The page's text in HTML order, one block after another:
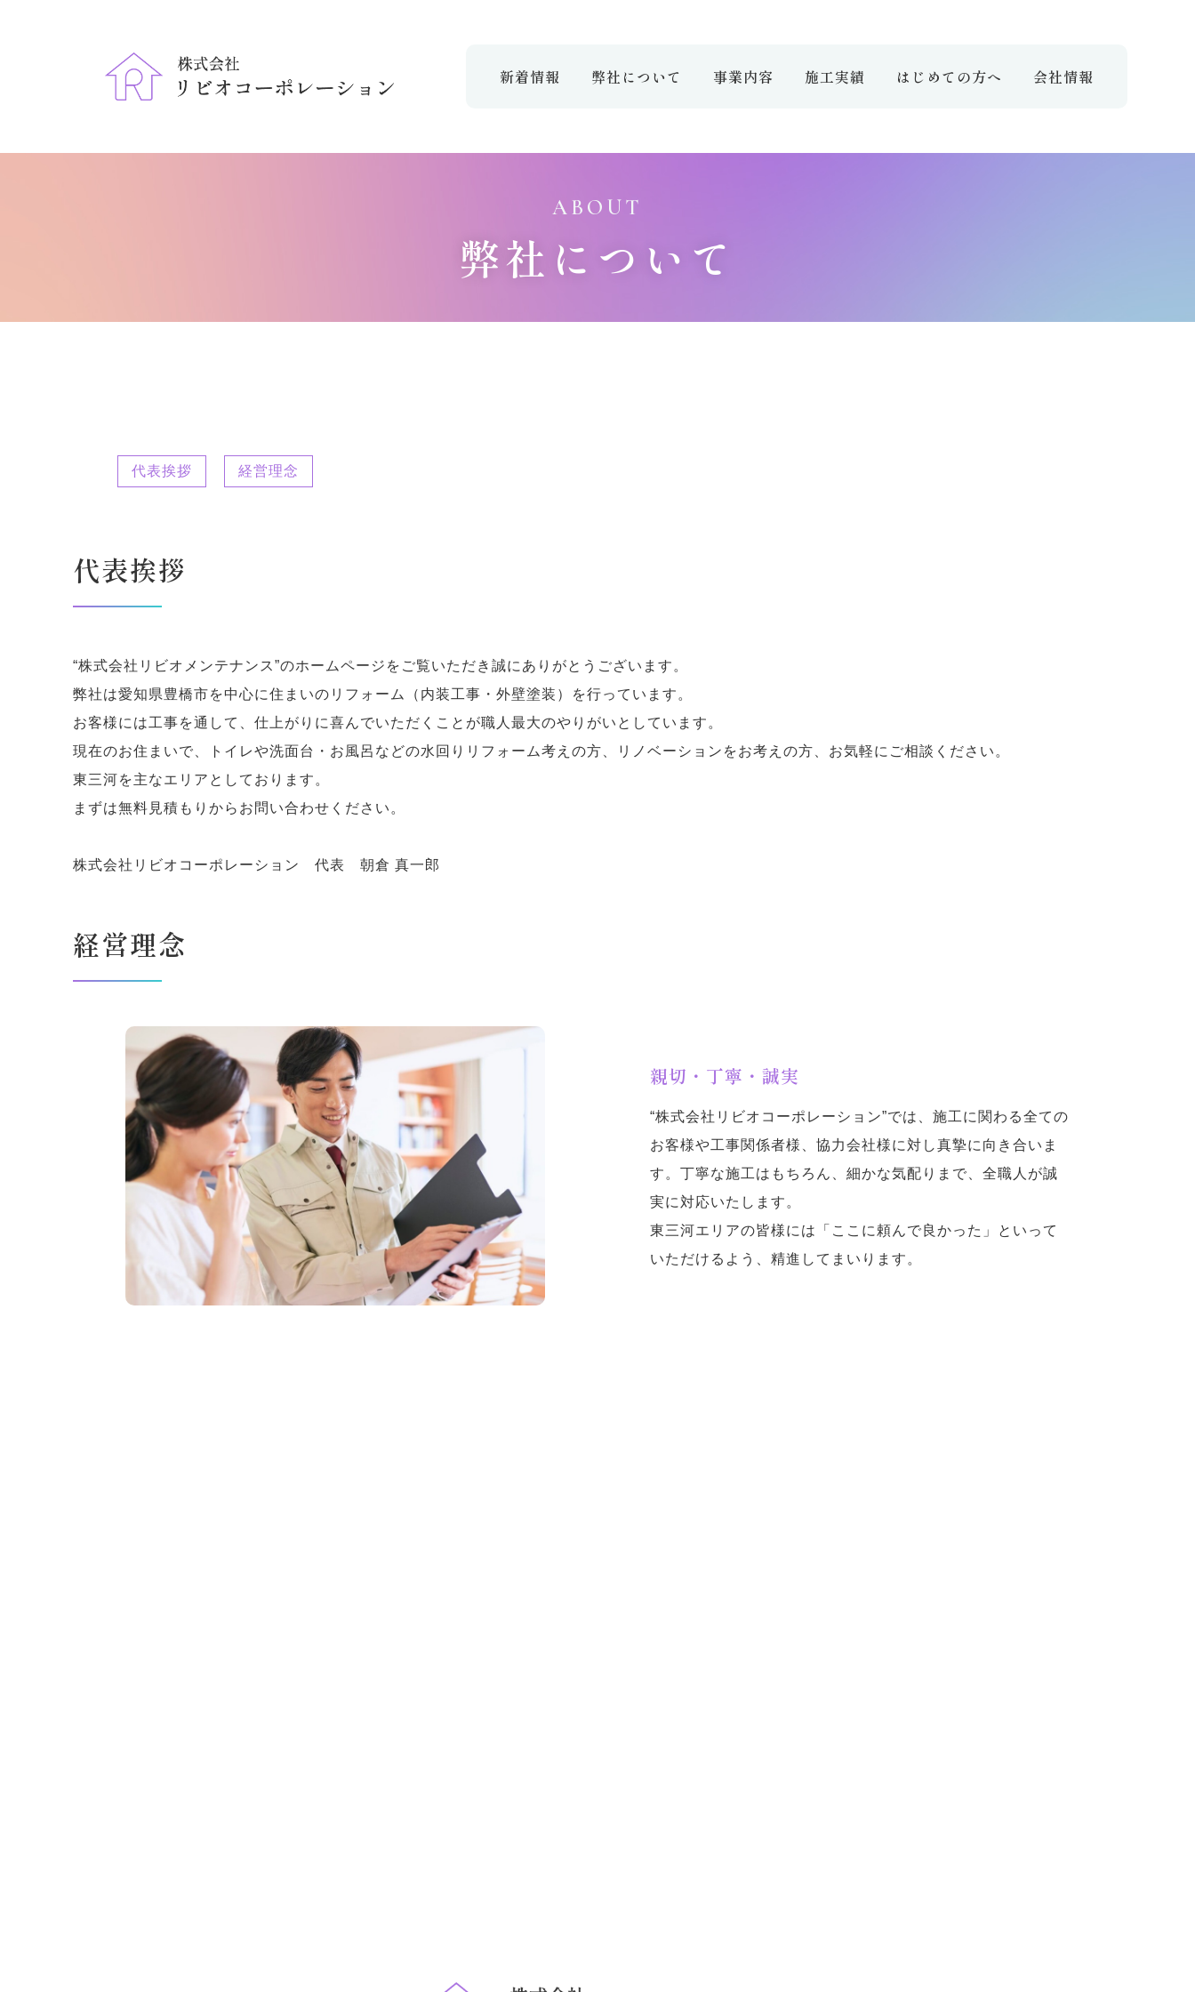
新着情報 弊社について 事業内容 施工実績 はじめての方へ 会社情報
ABOUT
弊社について
代表挨拶 経営理念
代表挨拶
“株式会社リビオメンテナンス”のホームページをご覧いただき誠にありがとうございます。
弊社は愛知県豊橋市を中心に住まいのリフォーム（内装工事・外壁塗装）を行っています。
お客様には工事を通して、仕上がりに喜んでいただくことが職人最大のやりがいとしています。
現在のお住まいで、トイレや洗面台・お風呂などの水回りリフォーム考えの方、リノベーションをお考えの方、お気軽にご相談ください。
東三河を主なエリアとしております。
まずは無料見積もりからお問い合わせください。
株式会社リビオコーポレーション 代表 朝倉 真一郎
経営理念
親切・丁寧・誠実
“株式会社リビオコーポレーション”では、施工に関わる全ての
お客様や工事関係者様、協力会社様に対し真摯に向き合いま
す。丁寧な施工はもちろん、細かな気配りまで、全職人が誠
実に対応いたします。
東三河エリアの皆様には「ここに頼んで良かった」といって
いただけるよう、精進してまいります。